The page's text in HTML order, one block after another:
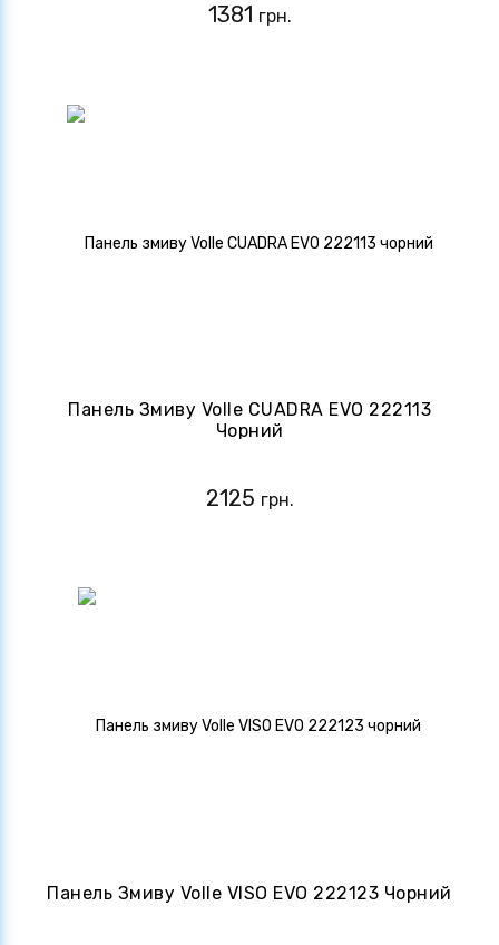
1381 грн.
Панель Змиву Volle CUADRA EVO 222113
Чорний
2125 грн.
Панель Змиву Volle VISO EVO 222123 Чорний